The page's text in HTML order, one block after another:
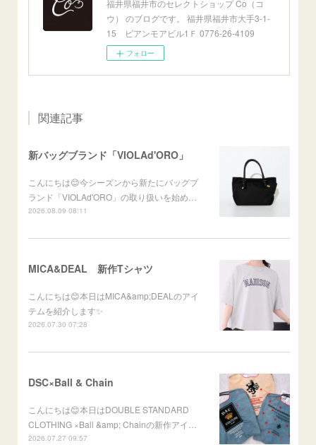
福井県福井市のセレクトショップ Co（コ
ウ） のブログです。 福井県福井市大手3-1-
15 ビアンモアビル1Ｆ 0776-26-4109
フォロー
関連記事
新バッグブランド「VIOLAd'ORO」
こんにちは😊今シーズンから新たにバッグブ
ランド「VIOLAd'ORO」の取り扱いを始め…
2026.08.09 08:11
MICA&DEAL 新作Tシャツ
こんにちは😊本日はMICA&amp;DEALのアイ
テムを紹介します✨
2026.07.30 07:28
DSC×Ball & Chain
こんにちは😊本日はDOUBLE STANDARD
CLOTHING ×Ball &amp; Chainの新作アイ…
2026.07.27 09:57